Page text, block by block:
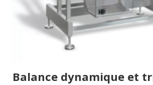
Balance dynamique et